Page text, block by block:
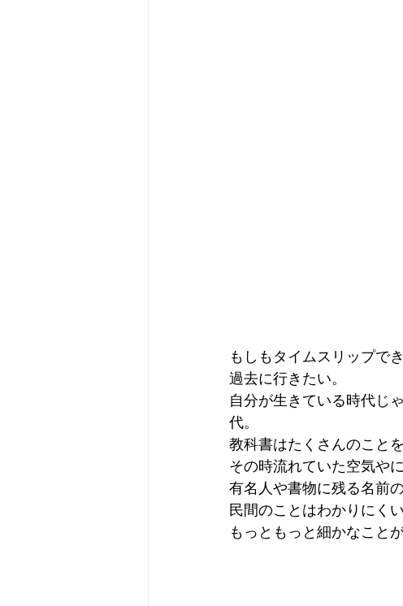
もしもタイムスリップで
過去に行きたい。
自分が生きている時代じ
代。
教科書はたくさんのこと
その時流れていた空気や
有名人や書物に残る名前
民間のことはわかりにくい
もっともっと細かなこと